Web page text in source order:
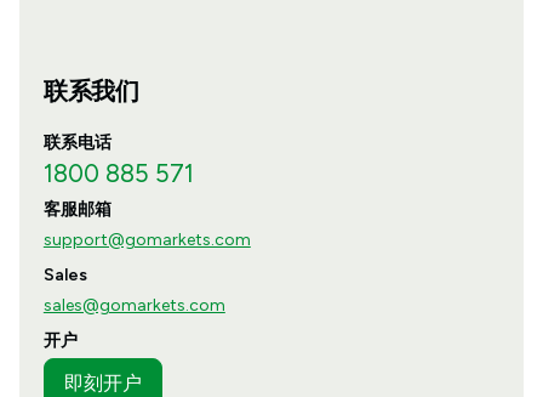
联系我们
联系电话
1800 885 571
客服邮箱
support@gomarkets.com
Sales
sales@gomarkets.com
开户
即刻开户